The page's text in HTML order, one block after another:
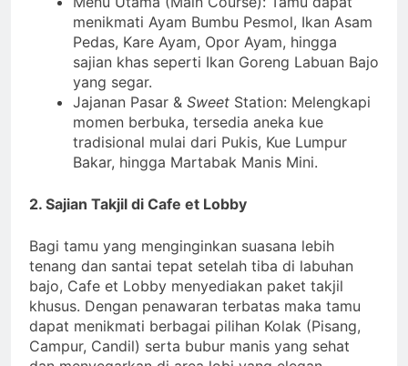
menikmati Ayam Bumbu Pesmol, Ikan Asam
Pedas, Kare Ayam, Opor Ayam, hingga
sajian khas seperti Ikan Goreng Labuan Bajo
yang segar.
Jajanan Pasar & Sweet Station: Melengkapi
momen berbuka, tersedia aneka kue
tradisional mulai dari Pukis, Kue Lumpur
Bakar, hingga Martabak Manis Mini.
2. Sajian Takjil di Cafe et Lobby
Bagi tamu yang menginginkan suasana lebih
tenang dan santai tepat setelah tiba di labuhan
bajo, Cafe et Lobby menyediakan paket takjil
khusus. Dengan penawaran terbatas maka tamu
dapat menikmati berbagai pilihan Kolak (Pisang,
Campur, Candil) serta bubur manis yang sehat